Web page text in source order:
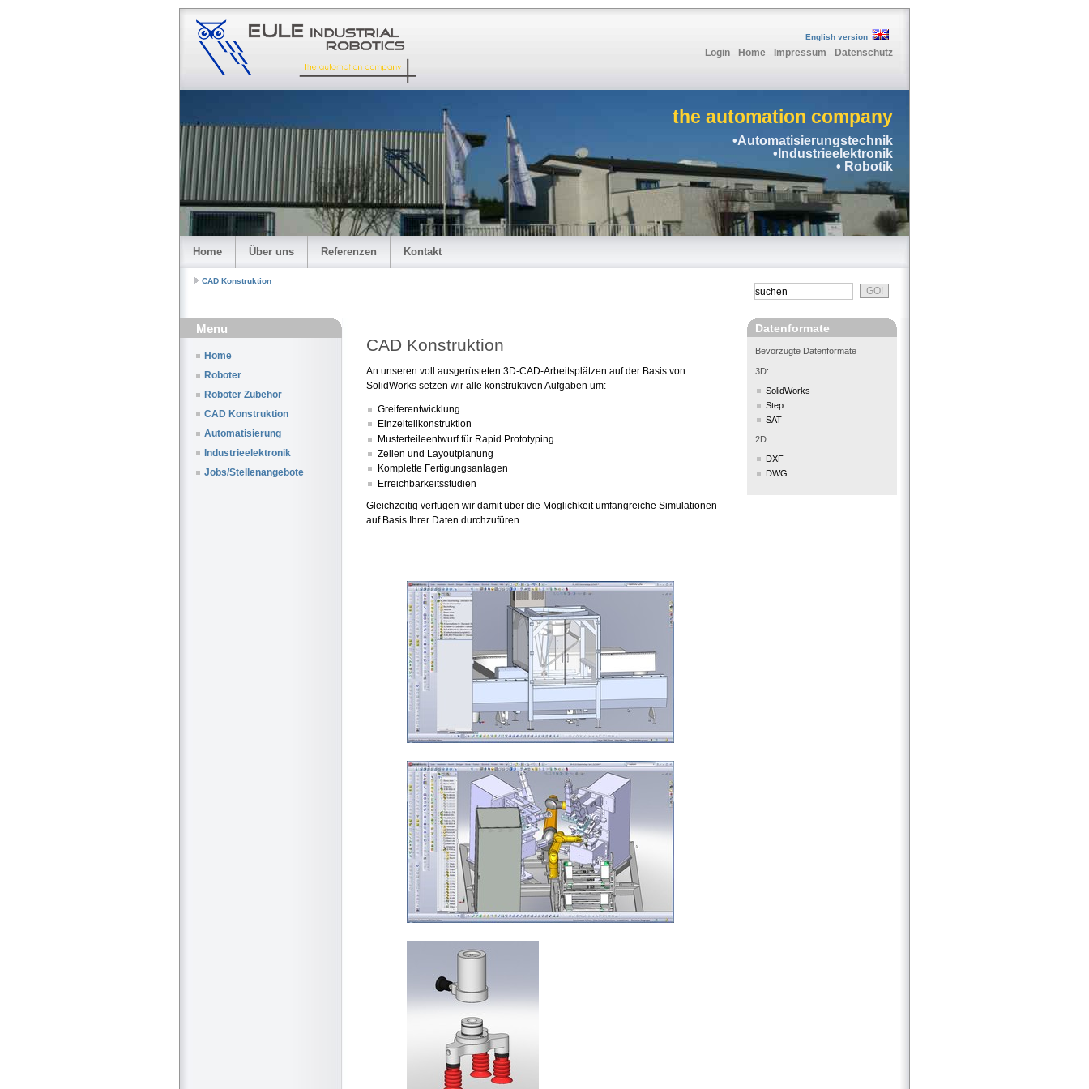
English version
Login Home Impressum Datenschutz
the automation company
•Automatisierungstechnik
•Industrieelektronik
• Robotik
Home Über uns Referenzen Kontakt
CAD Konstruktion
Menu
Home
Roboter
Roboter Zubehör
CAD Konstruktion
Automatisierung
Industrieelektronik
Jobs/Stellenangebote
CAD Konstruktion
An unseren voll ausgerüsteten 3D-CAD-Arbeitsplätzen auf der Basis von
SolidWorks setzen wir alle konstruktiven Aufgaben um:
Greiferentwicklung
Einzelteilkonstruktion
Musterteileentwurf für Rapid Prototyping
Zellen und Layoutplanung
Komplette Fertigungsanlagen
Erreichbarkeitsstudien
Gleichzeitig verfügen wir damit über die Möglichkeit umfangreiche Simulationen
auf Basis Ihrer Daten durchzufüren.
Datenformate
Bevorzugte Datenformate
3D:
SolidWorks
Step
SAT
2D:
DXF
DWG